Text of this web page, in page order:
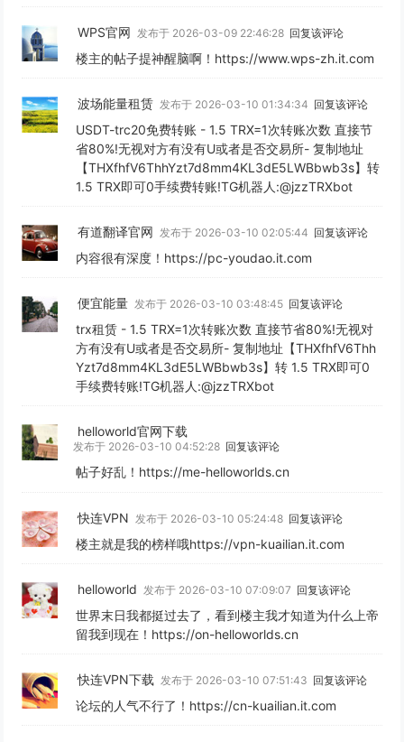
WPS官网 发布于 2026-03-09 22:46:28 回复该评论
楼主的帖子提神醒脑啊！https://www.wps-zh.it.com
波场能量租赁 发布于 2026-03-10 01:34:34 回复该评论
USDT-trc20免费转账 - 1.5 TRX=1次转账次数 直接节
省80%!无视对方有没有U或者是否交易所- 复制地址
【THXfhfV6ThhYzt7d8mm4KL3dE5LWBbwb3s】转
1.5 TRX即可0手续费转账!TG机器人:@jzzTRXbot
有道翻译官网 发布于 2026-03-10 02:05:44 回复该评论
内容很有深度！https://pc-youdao.it.com
便宜能量 发布于 2026-03-10 03:48:45 回复该评论
trx租赁 - 1.5 TRX=1次转账次数 直接节省80%!无视对
方有没有U或者是否交易所- 复制地址【THXfhfV6Thh
Yzt7d8mm4KL3dE5LWBbwb3s】转 1.5 TRX即可0
手续费转账!TG机器人:@jzzTRXbot
helloworld官网下载
发布于 2026-03-10 04:52:28 回复该评论
帖子好乱！https://me-helloworlds.cn
快连VPN 发布于 2026-03-10 05:24:48 回复该评论
楼主就是我的榜样哦https://vpn-kuailian.it.com
helloworld 发布于 2026-03-10 07:09:07 回复该评论
世界末日我都挺过去了，看到楼主我才知道为什么上帝
留我到现在！https://on-helloworlds.cn
快连VPN下载 发布于 2026-03-10 07:51:43 回复该评论
论坛的人气不行了！https://cn-kuailian.it.com